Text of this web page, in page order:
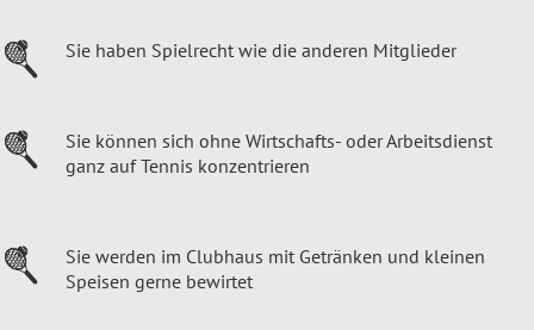
Sie haben Spielrecht wie die anderen Mitglieder
Sie können sich ohne Wirtschafts- oder Arbeitsdienst
ganz auf Tennis konzentrieren
Sie werden im Clubhaus mit Getränken und kleinen
Speisen gerne bewirtet